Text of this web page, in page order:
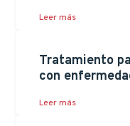
Leer más
Tratamiento
con
Leer más